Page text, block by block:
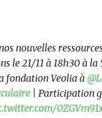
nouvelles
le 21/11 à 18h30 à la
fondation Veolia à
| Participation